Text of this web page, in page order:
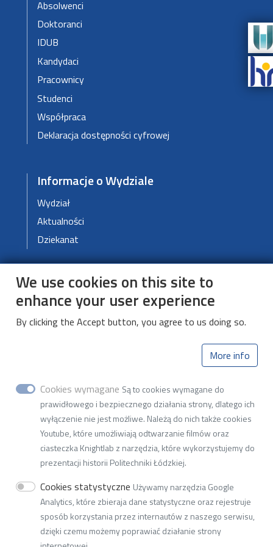
Institute of Electrical Power
Engineering (I-22)
Faculty of Electrical, Electronic,
Computer and Control Engineering
20 Bohdana Stefanowskiego Street, 90-537 Lodz
tel.: +48 42 631 25 90, e-mail:w2i22@adm.p.lodz.pl
Absolwenci
Doktoranci
IDUB
Kandydaci
Pracownicy
Studenci
Współpraca
Deklaracja dostępności cyfrowej
Informacje o Wydziale
Wydział
Aktualności
Dziekanat
Linki
Wikamp
Biblioteka PŁ
We use cookies on this site to
enhance your user experience
By clicking the Accept button, you agree to us doing so.
More info
Cookies wymagane Są to cookies wymagane do
prawidłowego i bezpiecznego działania strony, dlatego ich
wyłączenie nie jest możliwe. Należą do nich także cookies
Youtube, które umożliwiają odtwarzanie filmów oraz
ciasteczka Knightlab z narzędzia, które wykorzystujemy do
prezentacji historii Politechniki Łódzkiej.
Cookies statystyczne Używamy narzędzia Google
Analytics, które zbieraja dane statystyczne oraz rejestruje
sposób korzystania przez internautów z naszego serwisu,
dzięki czemu możemy poprawiać działanie strony